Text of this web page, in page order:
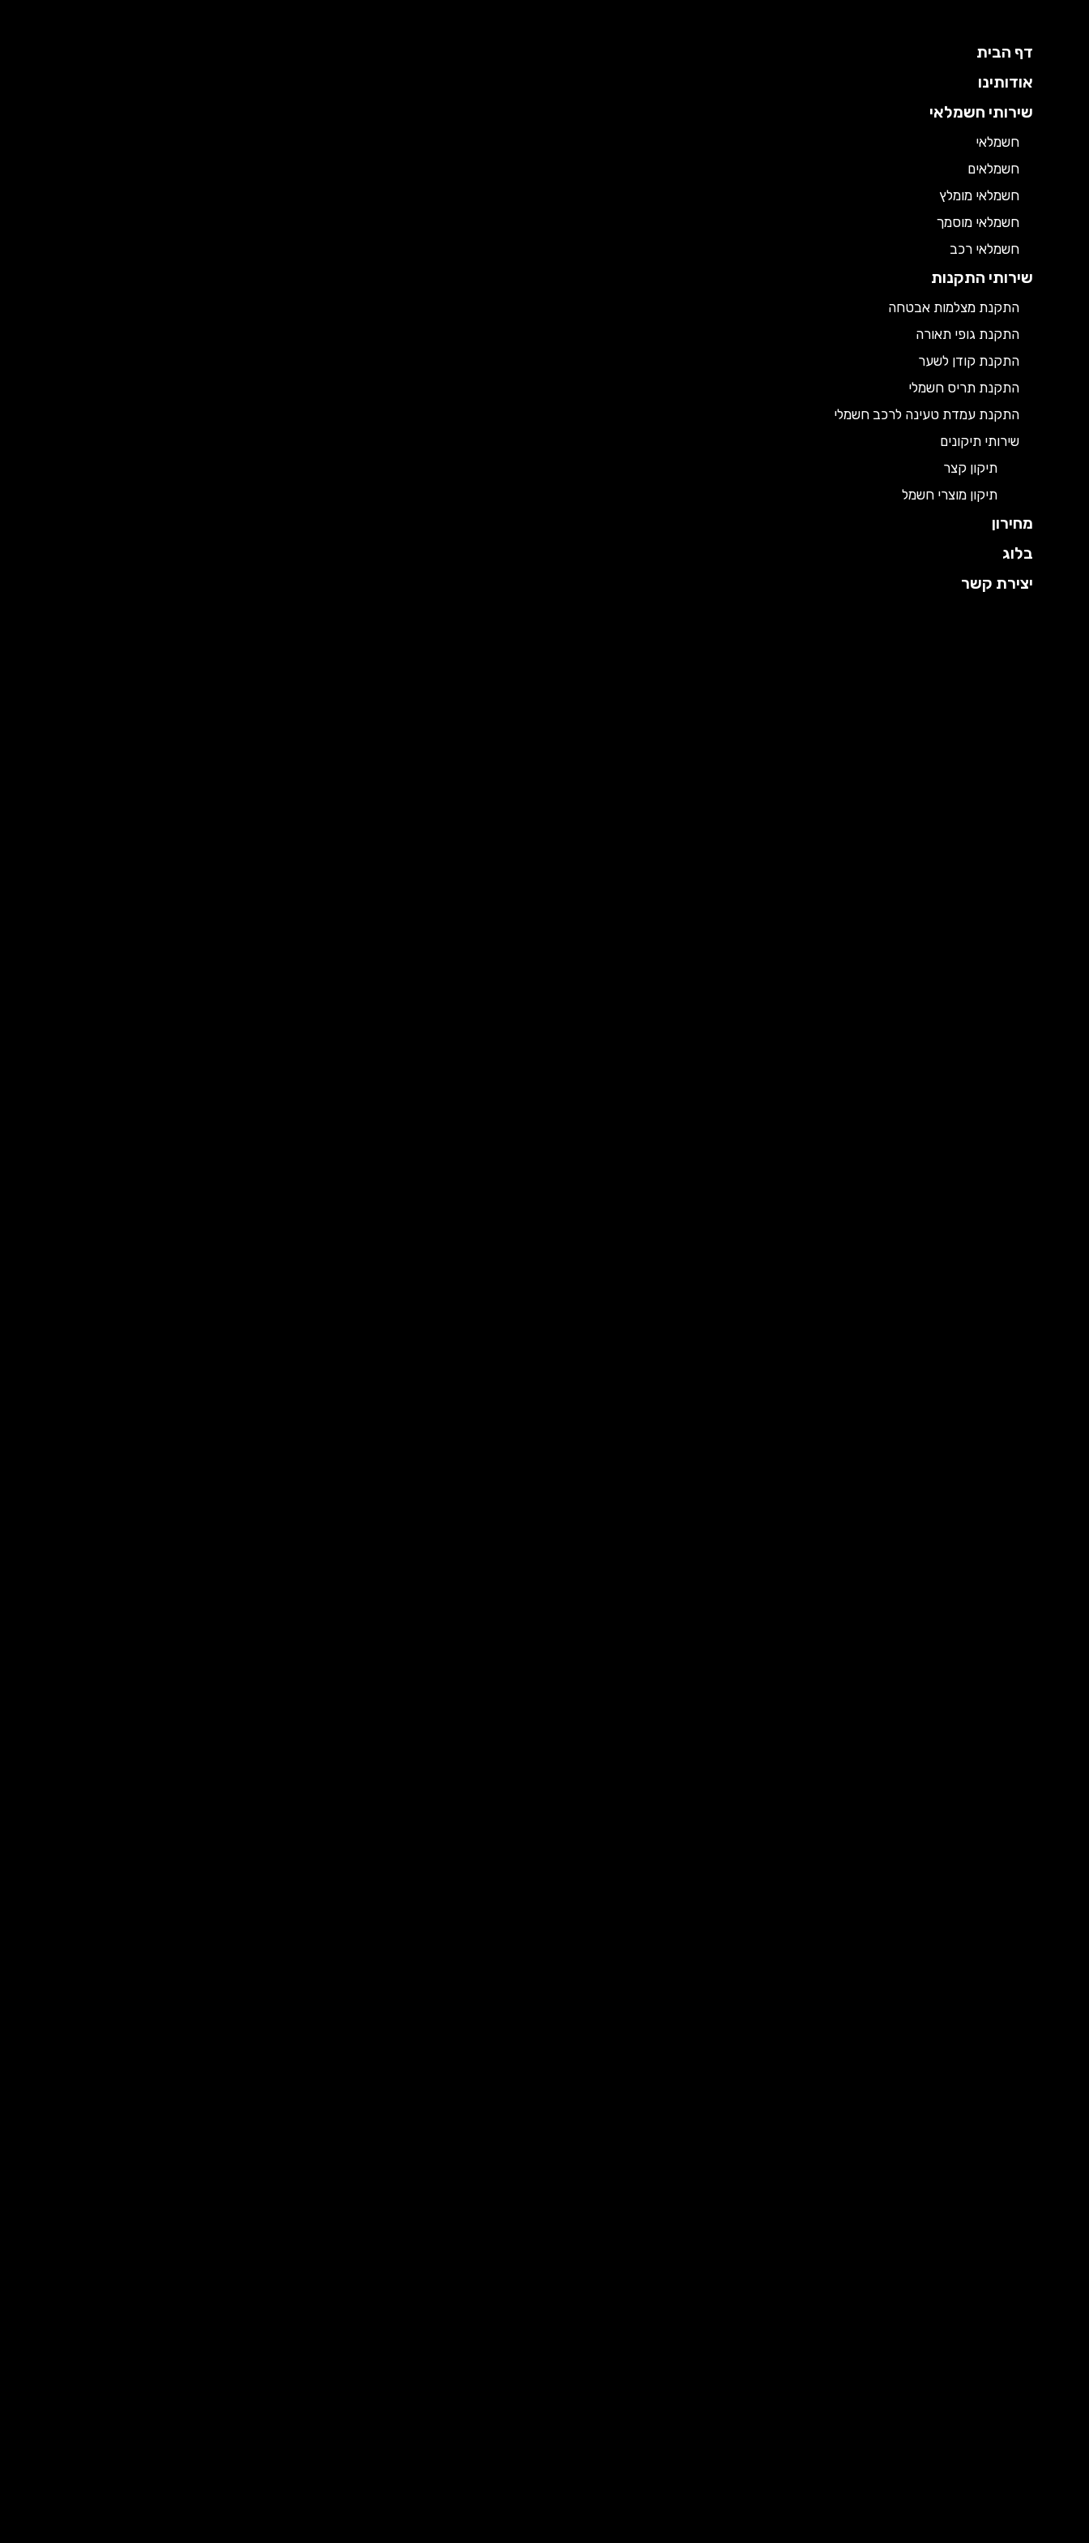
דף הבית
אודותינו
שירותי חשמלאי
חשמלאי
חשמלאים
חשמלאי מומלץ
חשמלאי מוסמך
חשמלאי רכב
שירותי התקנות
התקנת מצלמות אבטחה
התקנת גופי תאורה
התקנת קודן לשער
התקנת תריס חשמלי
התקנת עמדת טעינה לרכב חשמלי
שירותי תיקונים
תיקון קצר
תיקון מוצרי חשמל
מחירון
בלוג
יצירת קשר